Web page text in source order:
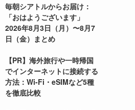
毎朝シアトルからお届け：
「おはようございます」
2026年8月3日（月）〜8月7
日（金）まとめ
【PR】海外旅行や一時帰国
でインターネットに接続する
方法：Wi-Fi・eSIMなど5種
を徹底比較